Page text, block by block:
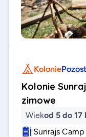
Kolonie
Kolonie
zimowe
Wiekod 5 do 17
Sunrajs